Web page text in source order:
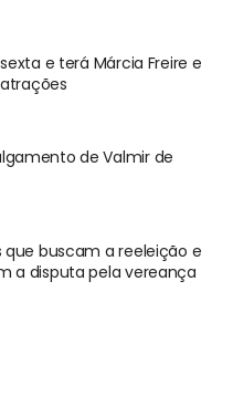
e terá Márcia Freire e
de Valmir de
que buscam a reeleição e
a disputa pela vereança